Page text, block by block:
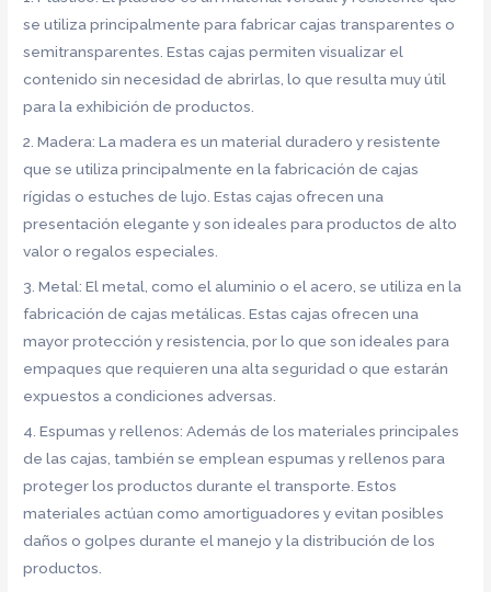
se utiliza principalmente para fabricar cajas transparentes o
semitransparentes. Estas cajas permiten visualizar el
contenido sin necesidad de abrirlas, lo que resulta muy útil
para la exhibición de productos.
2. Madera: La madera es un material duradero y resistente
que se utiliza principalmente en la fabricación de cajas
rígidas o estuches de lujo. Estas cajas ofrecen una
presentación elegante y son ideales para productos de alto
valor o regalos especiales.
3. Metal: El metal, como el aluminio o el acero, se utiliza en la
fabricación de cajas metálicas. Estas cajas ofrecen una
mayor protección y resistencia, por lo que son ideales para
empaques que requieren una alta seguridad o que estarán
expuestos a condiciones adversas.
4. Espumas y rellenos: Además de los materiales principales
de las cajas, también se emplean espumas y rellenos para
proteger los productos durante el transporte. Estos
materiales actúan como amortiguadores y evitan posibles
daños o golpes durante el manejo y la distribución de los
productos.